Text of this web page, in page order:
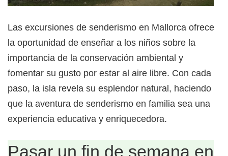
Las excursiones de senderismo en Mallorca ofrecen
la oportunidad de enseñar a los niños sobre la
importancia de la conservación ambiental y
fomentar su gusto por estar al aire libre. Con cada
paso, la isla revela su esplendor natural, haciendo
que la aventura de senderismo en familia sea una
experiencia educativa y enriquecedora.
Pasar un fin de semana en